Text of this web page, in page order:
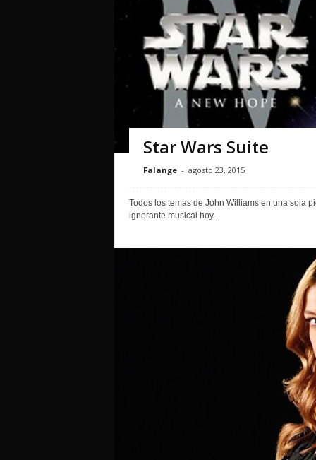
Star Wars Suite
Falange - agosto 23, 2015
Todos los temas de John Williams en una sola
ignorante musical hoy...